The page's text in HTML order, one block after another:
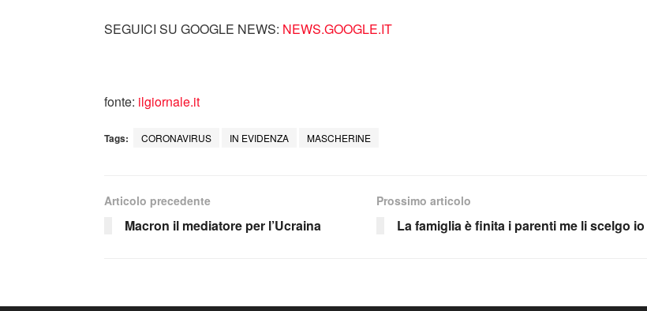
SEGUICI SU GOOGLE NEWS: NEWS.GOOGLE.IT
fonte: ilgiornale.it
Tags: CORONAVIRUS IN EVIDENZA MASCHERINE
Articolo precedente
Macron il mediatore per l’Ucraina
Prossimo articolo
La famiglia è finita i parenti me li scelgo io